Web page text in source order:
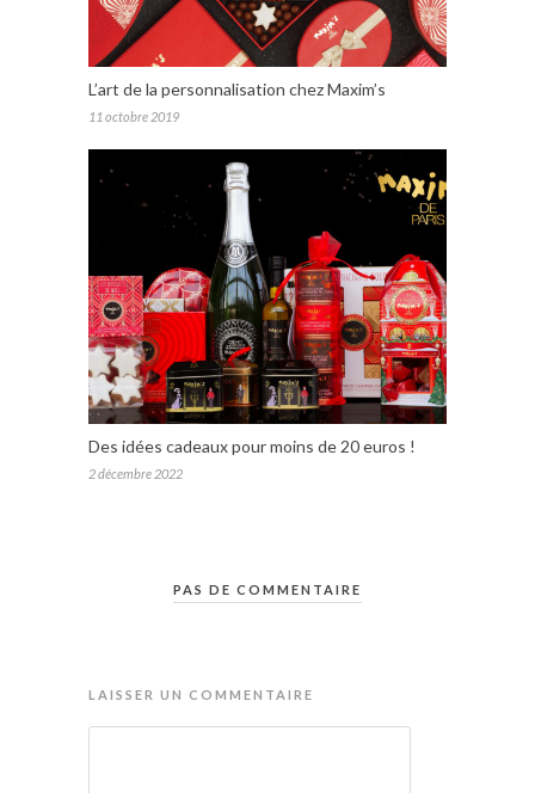
L’art de la personnalisation chez Maxim’s
11 octobre 2019
Des idées cadeaux pour moins de 20 euros !
2 décembre 2022
PAS DE COMMENTAIRE
LAISSER UN COMMENTAIRE